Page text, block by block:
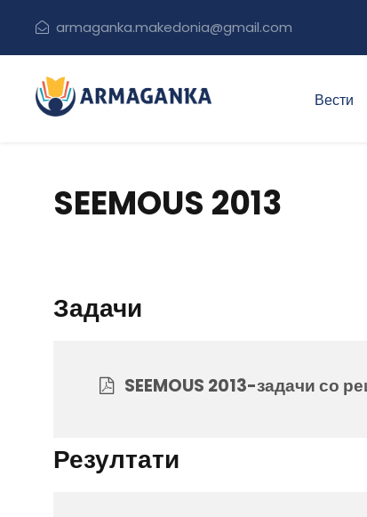
armaganka.makedonia@gmail.com
Вести
SEEMOUS 2013
Задачи
SEEMOUS 2013-задачи со
Резултати